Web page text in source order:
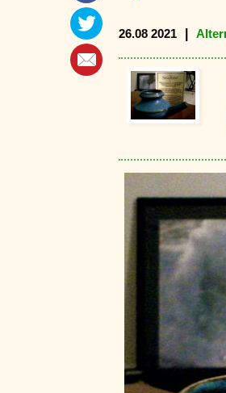
26.08 2021